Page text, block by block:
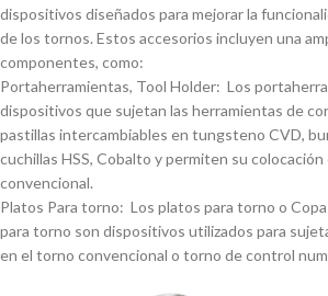
dispositivos diseñados para mejorar la
de los tornos. Estos accesorios incluyen una
componentes, como:
Portaherramientas, Tool Holder: Los
dispositivos que sujetan las herramientas de
pastillas intercambiables en tungsteno CVD,
cuchillas HSS, Cobalto y permiten su
convencional.
Platos Para torno: Los platos para torno o
para torno son dispositivos utilizados para
en el torno convencional o torno de control